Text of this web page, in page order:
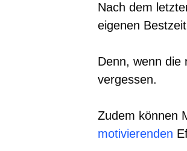
Nach dem
eigenen
Denn, wenn die
vergessen.
Zudem können
motivierenden